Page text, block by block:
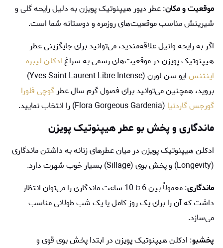
موقعیت و مکان: عطر دیور هیپنوتیک پویزن به دلیل رایحه گلی و
شیرینش مناسب موقعیت‌های روزمره و دوستانه شما است.
اگر به رایحه وانیل علاقه‌مندید، می‌توانید برای جایگزینی عطر
هیپنوتیک پویزن در موقعیت‌های رسمی به سراغادکلن لیبره
اینتنس
ایو سن لورن (Yves Saint Laurent Libre Intense)
بروید، همچنین می‌توانید برای فصول گرم سال عطر گوچی فلورا
گورجس گاردنیا (Flora Gorgeous Gardenia) را انتخاب نمایید.
ماندگاری و پخش بو عطر هیپنوتیک پویزن
ادکلن هیپنوتیک پویزن در میان عطرهای زنانه به داشتن ماندگاری
(Longevity) و پخش بوی (Sillage) بسیار خوب شهرت دارد.
ماندگاری
: معمولاً بین 6 تا 10 ساعت ماندگاری را می‌توان انتظار
داشت که آن را برای یک روز کامل یا یک شب طولانی مناسب
می‌سازد.
پخشبو: ادکلن هیپنوتیک پویزن در ابتدا پخش بوی قوی و